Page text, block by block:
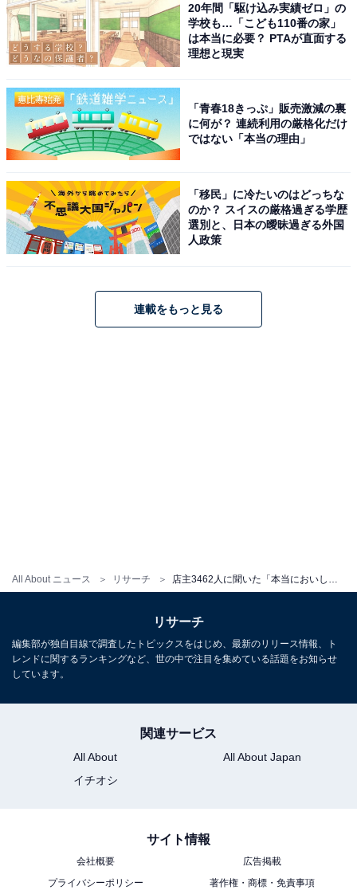
All About ニュース リサーチ
スープの使用食材は1つ1つ厳選し、下ごしらえの仕方、
うま味の引き出し方までこだわる徹底ぶり。麺も小麦の
ブレンドや水の配合、切り方を毎日微妙に変えて作るな
ど、独自のラーメンを追求し続けています。予約枠がす
ぐに埋まってしまうことから“日本一予約が取れないラー
メン店”と表される飯田商店。名だたるラーメン店の店主
たちに選ばれた1杯、1度は味わってみたいですね。
＞9位までの全ランキングを見る
『作りたい女と食べたい女』の「味玉丼」はどう作る？
『カリオストロの城』といえば、これ！ ルパンと次元が
取り合う「ミートボールスパゲティ」再現レシピ
20年間「駆け込み実績ゼロ」の
学校も…「こども110番の家」
は本当に必要？ PTAが直面する
理想と現実
「青春18きっぷ」販売激減の裏
に何が？ 連続利用の厳格化だけ
ではない「本当の理由」
「移民」に冷たいのはどっちな
のか？ スイスの厳格過ぎる学歴
選別と、日本の曖昧過ぎる外国
人政策
連載をもっと見る
リサーチ
編集部が独自目線で調査したトピックスをはじめ、最新のリリース情報、ト
レンドに関するランキングなど、世の中で注目を集めている話題をお知らせ
しています。
関連サービス
All About
All About Japan
イチオシ
サイト情報
会社概要
広告掲載
プライバシーポリシー
著作権・商標・免責事項